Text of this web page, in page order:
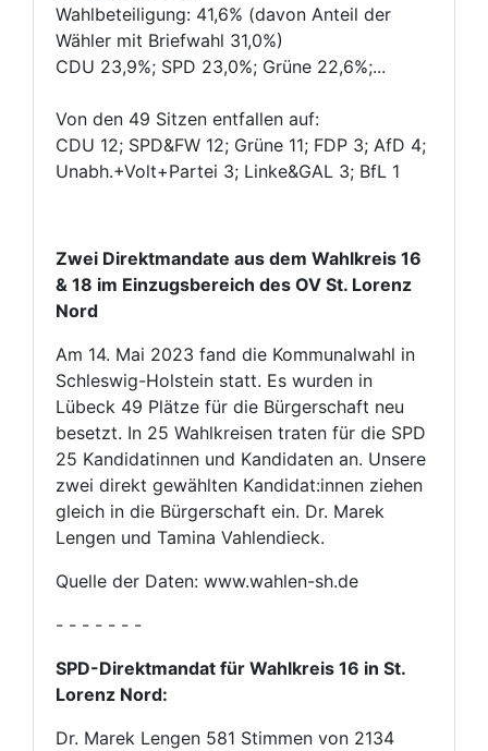
Wahlbeteiligung: 41,6% (davon Anteil der
Wähler mit Briefwahl 31,0%)
CDU 23,9%; SPD 23,0%; Grüne 22,6%;...
Von den 49 Sitzen entfallen auf:
CDU 12; SPD&FW 12; Grüne 11; FDP 3; AfD 4;
Unabh.+Volt+Partei 3; Linke&GAL 3; BfL 1
Zwei Direktmandate aus dem Wahlkreis 16
& 18 im Einzugsbereich des OV St. Lorenz
Nord
Am 14. Mai 2023 fand die Kommunalwahl in
Schleswig-Holstein statt. Es wurden in
Lübeck 49 Plätze für die Bürgerschaft neu
besetzt. In 25 Wahlkreisen traten für die SPD
25 Kandidatinnen und Kandidaten an. Unsere
zwei direkt gewählten Kandidat:innen ziehen
gleich in die Bürgerschaft ein. Dr. Marek
Lengen und Tamina Vahlendieck.
Quelle der Daten: www.wahlen-sh.de
- - - - - - -
SPD-Direktmandat für Wahlkreis 16 in St.
Lorenz Nord:
Dr. Marek Lengen 581 Stimmen von 2134